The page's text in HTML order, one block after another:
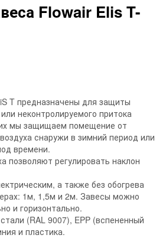
Flowair Elis T-
T предназначены для защиты
неконтролируемого притока
мы защищаем помещение от
снаружи в зимний период или
времени.
позволяют регулировать наклон
а также без обогрева
1м, 1,5м и 2м. Завесы можно
и горизонтально.
(RAL 9007), EPP (вспененный
и пластика.